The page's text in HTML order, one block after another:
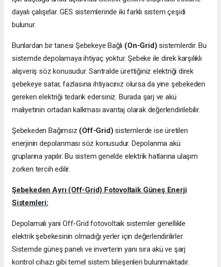
dayalı çalışırlar. GES sistemlerinde iki farklı sistem çeşidi
bulunur.
Bunlardan bir tanesi Şebekeye Bağlı (On-Grid) sistemlerdir. Bu
sistemde depolamaya ihtiyaç yoktur. Şebeke ile direk karşılıklı
alışveriş söz konusudur. Santralde ürettiğiniz elektriği direk
şebekeye satar, fazlasına ihtiyacınız olursa da yine şebekeden
gereken elektriği tedarik edersiniz. Burada şarj ve akü
maliyetinin ortadan kalkması avantaj olarak değerlendirilebilir.
Şebekeden Bağımsız (Off-Grid) sistemlerde ise üretilen
enerjinin depolanması söz konusudur. Depolanma akü
gruplarına yapılır. Bu sistem genelde elektrik hatlarına ulaşım
zorken tercih edilir.
Şebekeden Ayrı (Off-Grid) Fotovoltaik Güneş Enerji
Sistemleri:
Depolamalı yani Off-Grid fotovoltaik sistemler genellikle
elektrik şebekesinin olmadığı yerler için değerlendirilirler.
Sistemde güneş paneli ve inverterin yanı sıra akü ve şarj
kontrol cihazı gibi temel sistem bileşenleri bulunmaktadır.